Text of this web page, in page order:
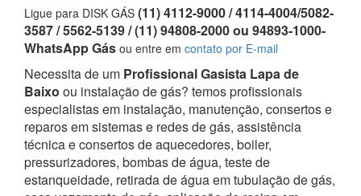
Ligue para DISK GÁS (11) 4112-9000 / 4114-4004/5082-
3587 / 5562-5139 / (11) 94808-2000 ou 94893-1000-
WhatsApp Gás ou entre em contato por E-mail
Necessita de um Profissional Gasista Lapa de
Baixo ou instalação de gás? temos profissionais
especialistas em instalação, manutenção, consertos e
reparos em sistemas e redes de gás, assistência
técnica e consertos de aquecedores, boiler,
pressurizadores, bombas de água, teste de
estanqueidade, retirada de água em tubulação de gás,